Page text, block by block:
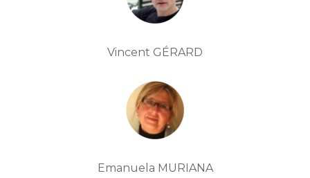
Vincent GÉRARD
Emanuela MURIANA